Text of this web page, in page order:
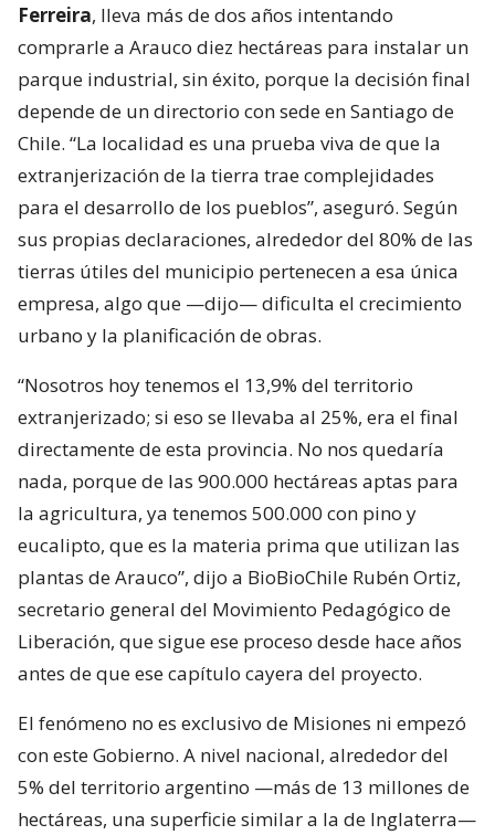
Ferreira, lleva más de dos años intentando
comprarle a Arauco diez hectáreas para instalar un
parque industrial, sin éxito, porque la decisión final
depende de un directorio con sede en Santiago de
Chile. “La localidad es una prueba viva de que la
extranjerización de la tierra trae complejidades
para el desarrollo de los pueblos”, aseguró. Según
sus propias declaraciones, alrededor del 80% de las
tierras útiles del municipio pertenecen a esa única
empresa, algo que —dijo— dificulta el crecimiento
urbano y la planificación de obras.
“Nosotros hoy tenemos el 13,9% del territorio
extranjerizado; si eso se llevaba al 25%, era el final
directamente de esta provincia. No nos quedaría
nada, porque de las 900.000 hectáreas aptas para
la agricultura, ya tenemos 500.000 con pino y
eucalipto, que es la materia prima que utilizan las
plantas de Arauco”, dijo a BioBioChile Rubén Ortiz,
secretario general del Movimiento Pedagógico de
Liberación, que sigue ese proceso desde hace años
antes de que ese capítulo cayera del proyecto.
El fenómeno no es exclusivo de Misiones ni empezó
con este Gobierno. A nivel nacional, alrededor del
5% del territorio argentino —más de 13 millones de
hectáreas, una superficie similar a la de Inglaterra—